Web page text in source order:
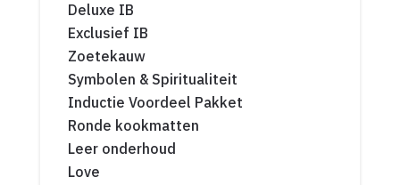
Deluxe IB
Exclusief IB
Zoetekauw
Symbolen & Spiritualiteit
Inductie Voordeel Pakket
Ronde kookmatten
Leer onderhoud
Love